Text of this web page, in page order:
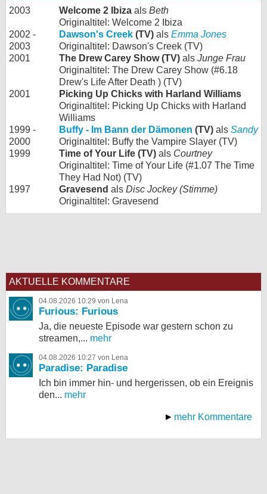
2003 Welcome 2 Ibiza als Beth
Originaltitel: Welcome 2 Ibiza
2002 -
2003
Dawson's Creek (TV) als Emma Jones
Originaltitel: Dawson's Creek (TV)
2001
The Drew Carey Show (TV) als Junge Frau
Originaltitel: The Drew Carey Show (#6.18
Drew's Life After Death ) (TV)
2001
Picking Up Chicks with Harland Williams
Originaltitel: Picking Up Chicks with Harland
Williams
1999 -
2000
Buffy - Im Bann der Dämonen (TV) als Sandy
Originaltitel: Buffy the Vampire Slayer (TV)
1999
Time of Your Life (TV) als Courtney
Originaltitel: Time of Your Life (#1.07 The Time
They Had Not) (TV)
1997
Gravesend als Disc Jockey (Stimme)
Originaltitel: Gravesend
AKTUELLE KOMMENTARE
04.08.2026 10:29 von Lena
Furious: Furious
Ja, die neueste Episode war gestern schon zu
streamen,... mehr
04.08.2026 10:27 von Lena
Paradise: Paradise
Ich bin immer hin- und hergerissen, ob ein Ereignis
den... mehr
mehr Kommentare